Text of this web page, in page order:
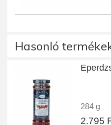
Hasonló
284 g
2.795